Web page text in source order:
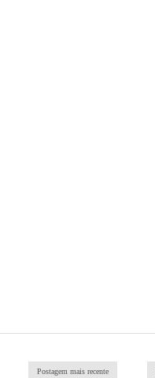
Postagem mais recente